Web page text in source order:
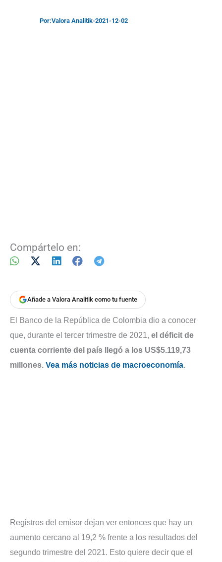
Por:Valora Analitik-2021-12-02
Compártelo en:
Añade a Valora Analitik como tu fuente
El Banco de la República de Colombia dio a conocer
que, durante el tercer trimestre de 2021, el déficit de
cuenta corriente del país llegó a los US$5.119,73
millones. Vea más noticias de macroeconomía.
Registros del emisor dejan ver entonces que hay un
aumento cercano al 19,2 % frente a los resultados del
segundo trimestre del 2021. Esto quiere decir que el